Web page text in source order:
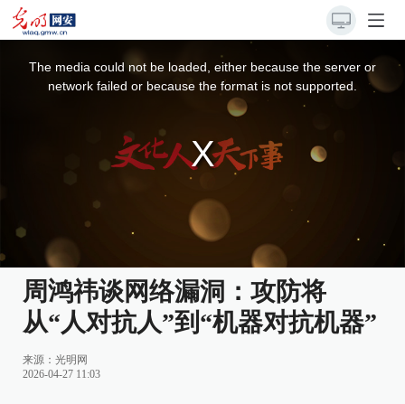
The media could not be loaded, either because the server or
network failed or because the format is not supported.
周鸿祎谈网络漏洞：攻防将
从“人对抗人”到“机器对抗机器”
来源： 光明网
2026-04-27 11:03